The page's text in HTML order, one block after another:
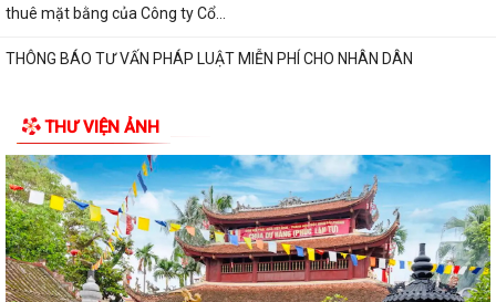
thuê mặt bằng của Công ty Cổ...
THÔNG BÁO TƯ VẤN PHÁP LUẬT MIỄN PHÍ CHO NHÂN DÂN
THƯ VIỆN ẢNH